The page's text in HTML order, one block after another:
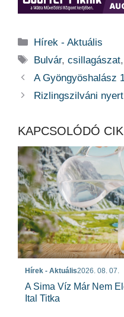
Kategória
Hírek - Aktuális
Címkék
Bulvár,csillagászat
A Gyöngyöshalász
Rizlingszilváni
KAPCSOLÓDÓ
Hírek - Aktuális2026. 08. 07.
A Sima Víz Már Nem
Ital Titka